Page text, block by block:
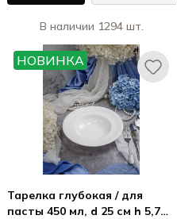
В наличии 1294 шт.
НОВИНКА
Тарелка глубокая / для
пасты 450 мл, d 25 см h 5,7